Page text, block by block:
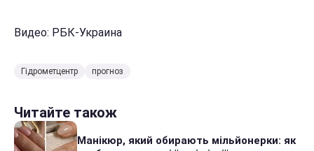
Видео: РБК-Украина
Гідрометцентр прогноз
Читайте також
Манікюр, який обирають мільйонерки: як